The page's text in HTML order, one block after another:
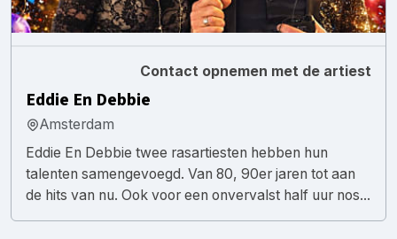
Contact opnemen met de artiest
Eddie En Debbie
Amsterdam
Eddie En Debbie twee rasartiesten hebben hun
talenten samengevoegd. Van 80, 90er jaren tot aan
de hits van nu. Ook voor een onvervalst half uur nos...